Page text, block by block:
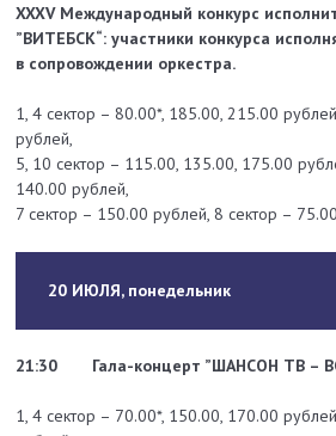
XXXV Международный конкурс
”ВИТЕБСК“: участники конкурса
в сопровождении оркестра.
1, 4 сектор – 80.00*, 185.00, 215.00
рублей,
5, 10 сектор – 115.00, 135.00, 175.00
140.00 рублей,
7 сектор – 150.00 рублей, 8 сектор –
20 ИЮЛЯ, понедельник
21:30 Гала-концерт ”ШАНСОН ТВ –
1, 4 сектор – 70.00*, 150.00, 170.00